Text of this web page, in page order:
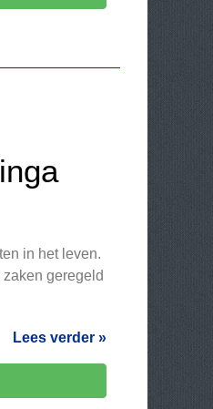
in het leven.
geregeld
Lees verder »